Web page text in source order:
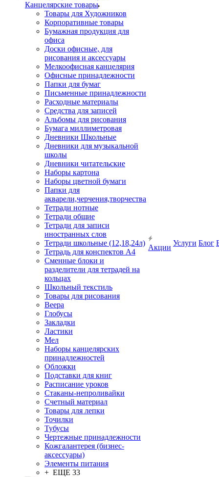
Канцелярские товары
Товары для Художников
Корпоративные товары
Бумажная продукция для
офиса
Доски офисные, для
рисования и аксессуары
Мелкоофисная канцелярия
Офисные принадлежности
Папки для бумаг
Письменные принадлежности
Расходные материалы
Средства для записей
Альбомы для рисования
Бумага миллиметровая
Дневники Школьные
Дневники для музыкальной
школы
Дневники читательские
Наборы картона
Наборы цветной бумаги
Папки для
акварели,черчения,творчества
Тетради нотные
Тетради общие
Тетради для записи
иностранных слов
Тетради школьные (12,18,24л)
Тетрадь для конспектов А4
Сменные блоки и
разделители для тетрадей на
кольцах
Школьный текстиль
Товары для рисования
Веера
Глобусы
Закладки
Ластики
Мел
Наборы канцелярских
принадлежностей
Обложки
Подставки для книг
Расписание уроков
Стаканы-непроливайки
Счетный материал
Товары для лепки
Точилки
Тубусы
Чертежные принадлежности
Кожгалантерея (бизнес-
аксессуары)
Элементы питания
+ ЕЩЕ 33
Акции
Услуги Блог